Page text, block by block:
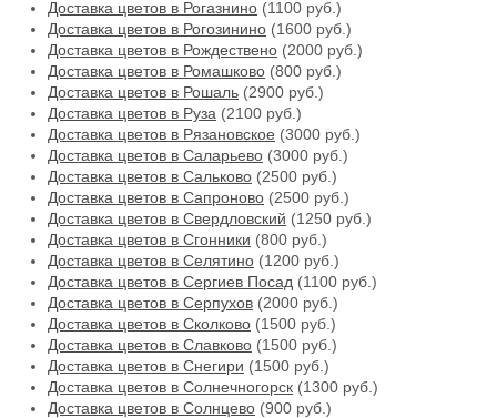
Доставка цветов в Рогазнино (1100 руб.)
Доставка цветов в Рогозинино (1600 руб.)
Доставка цветов в Рождествено (2000 руб.)
Доставка цветов в Ромашково (800 руб.)
Доставка цветов в Рошаль (2900 руб.)
Доставка цветов в Руза (2100 руб.)
Доставка цветов в Рязановское (3000 руб.)
Доставка цветов в Саларьево (3000 руб.)
Доставка цветов в Сальково (2500 руб.)
Доставка цветов в Сапроново (2500 руб.)
Доставка цветов в Свердловский (1250 руб.)
Доставка цветов в Сгонники (800 руб.)
Доставка цветов в Селятино (1200 руб.)
Доставка цветов в Сергиев Посад (1100 руб.)
Доставка цветов в Серпухов (2000 руб.)
Доставка цветов в Сколково (1500 руб.)
Доставка цветов в Славково (1500 руб.)
Доставка цветов в Снегири (1500 руб.)
Доставка цветов в Солнечногорск (1300 руб.)
Доставка цветов в Солнцево (900 руб.)